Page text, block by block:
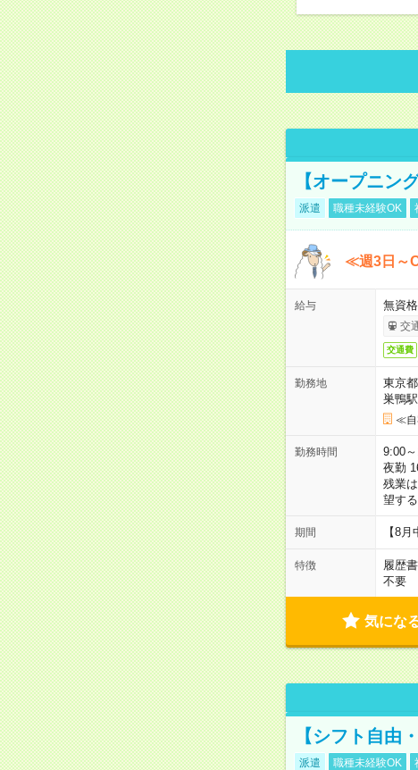
【オープニン
派遣 職種未経験OK
≪週3日～
給与 無資
交
交通費
勤務地
東京
巣鴨駅
≪自
勤務時間
9:00
夜勤
残業
望す
期間 【8
特徴 履歴
不要
気にな
【シフト自由
派遣 職種未経験OK